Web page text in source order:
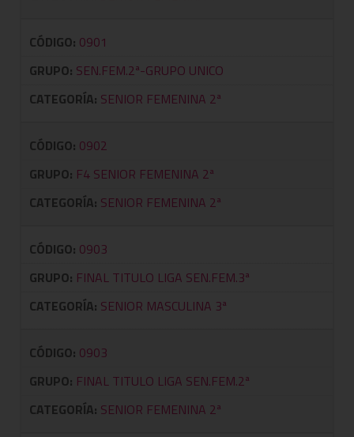
CÓDIGO: 0901
GRUPO: SEN.FEM.2ª-GRUPO UNICO
CATEGORÍA: SENIOR FEMENINA 2ª
CÓDIGO: 0902
GRUPO: F4 SENIOR FEMENINA 2ª
CATEGORÍA: SENIOR FEMENINA 2ª
CÓDIGO: 0903
GRUPO: FINAL TITULO LIGA SEN.FEM.3ª
CATEGORÍA: SENIOR MASCULINA 3ª
CÓDIGO: 0903
GRUPO: FINAL TITULO LIGA SEN.FEM.2ª
CATEGORÍA: SENIOR FEMENINA 2ª